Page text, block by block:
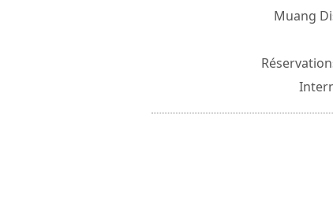
Muang